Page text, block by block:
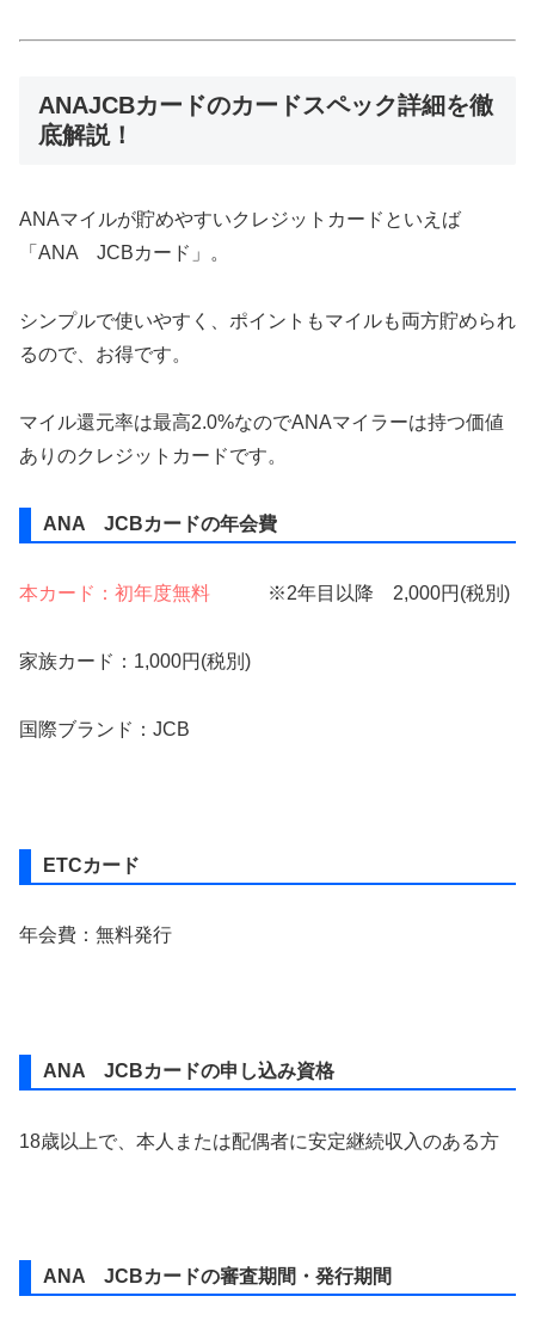
ANAJCBカードのカードスペック詳細を徹
底解説！
ANAマイルが貯めやすいクレジットカードといえば
「ANA JCBカード」。
シンプルで使いやすく、ポイントもマイルも両方貯められ
るので、お得です。
マイル還元率は最高2.0%なのでANAマイラーは持つ価値
ありのクレジットカードです。
ANA JCBカードの年会費
本カード：初年度無料 ※2年目以降 2,000円(税別)
家族カード：1,000円(税別)
国際ブランド：JCB
ETCカード
年会費：無料発行
ANA JCBカードの申し込み資格
18歳以上で、本人または配偶者に安定継続収入のある方
ANA JCBカードの審査期間・発行期間